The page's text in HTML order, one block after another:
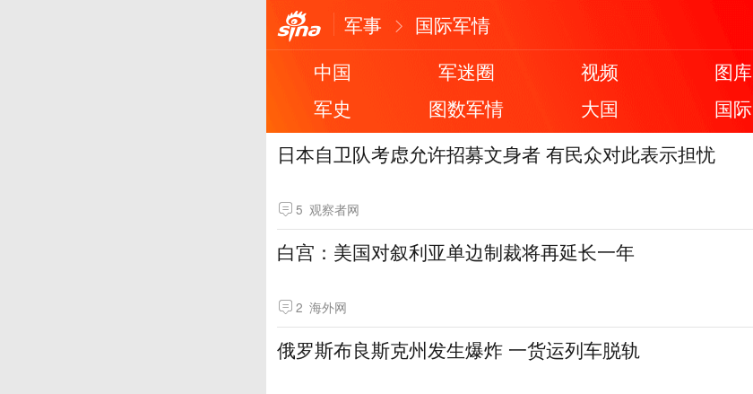
军事
国际军情
中国
军迷圈 视频 图库
军史
图数军情 大国 国际
日本自卫队考虑允许招募文身者 有民众对此表示担忧
5 观察者网
白宫：美国对叙利亚单边制裁将再延长一年
2 海外网
俄罗斯布良斯克州发生爆炸 一货运列车脱轨